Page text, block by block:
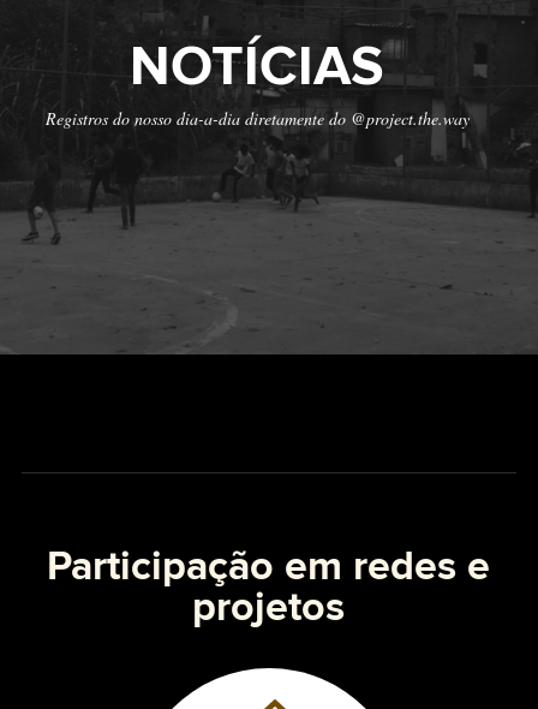
NOTÍCIAS
Registros do nosso dia-a-dia diretamente do @project.the.way
Participação em redes e
projetos